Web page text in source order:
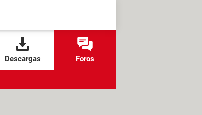
Descargas Foros